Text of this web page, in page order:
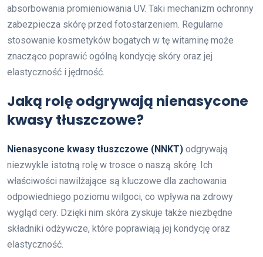
absorbowania promieniowania UV. Taki mechanizm ochronny
zabezpiecza skórę przed fotostarzeniem. Regularne
stosowanie kosmetyków bogatych w tę witaminę może
znacząco poprawić ogólną kondycję skóry oraz jej
elastyczność i jędrność.
Jaką rolę odgrywają nienasycone
kwasy tłuszczowe?
Nienasycone kwasy tłuszczowe (NNKT) odgrywają
niezwykle istotną rolę w trosce o naszą skórę. Ich
właściwości nawilżające są kluczowe dla zachowania
odpowiedniego poziomu wilgoci, co wpływa na zdrowy
wygląd cery. Dzięki nim skóra zyskuje także niezbędne
składniki odżywcze, które poprawiają jej kondycję oraz
elastyczność.